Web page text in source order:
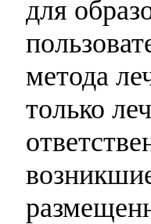
для
метода
только